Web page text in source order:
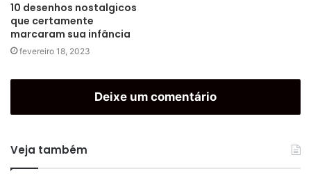
10 desenhos nostalgicos
que certamente
marcaram sua infância
fevereiro 18, 2023
Deixe um comentário
Veja também